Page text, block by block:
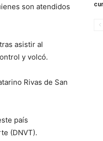
son atendidos
asistir al
y volcó.
Rivas de San
país
(DNVT).